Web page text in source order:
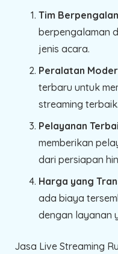
Tim
berpengalaman
jenis acara.
Peralatan
terbaru untuk
streaming terbaik.
Pelayanan
memberikan
dari persiapan
Harga yang
ada biaya
dengan layanan
Jasa Live Streaming